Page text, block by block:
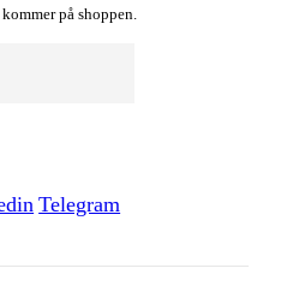
på shoppen.
Telegram